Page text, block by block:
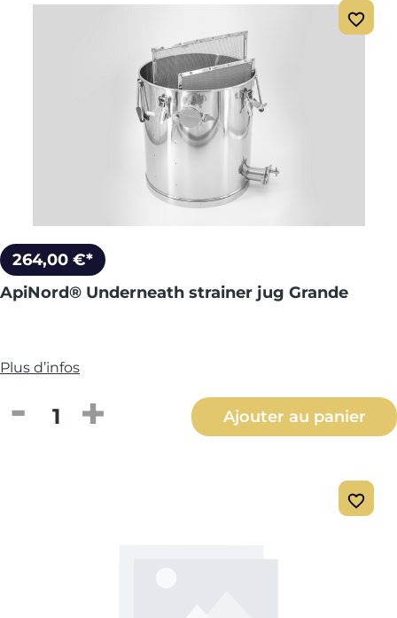
264,00 €*
ApiNord® Underneath strainer jug Grande
Plus d’infos
Quantité de produit : Entrez la
Ajouter au panier